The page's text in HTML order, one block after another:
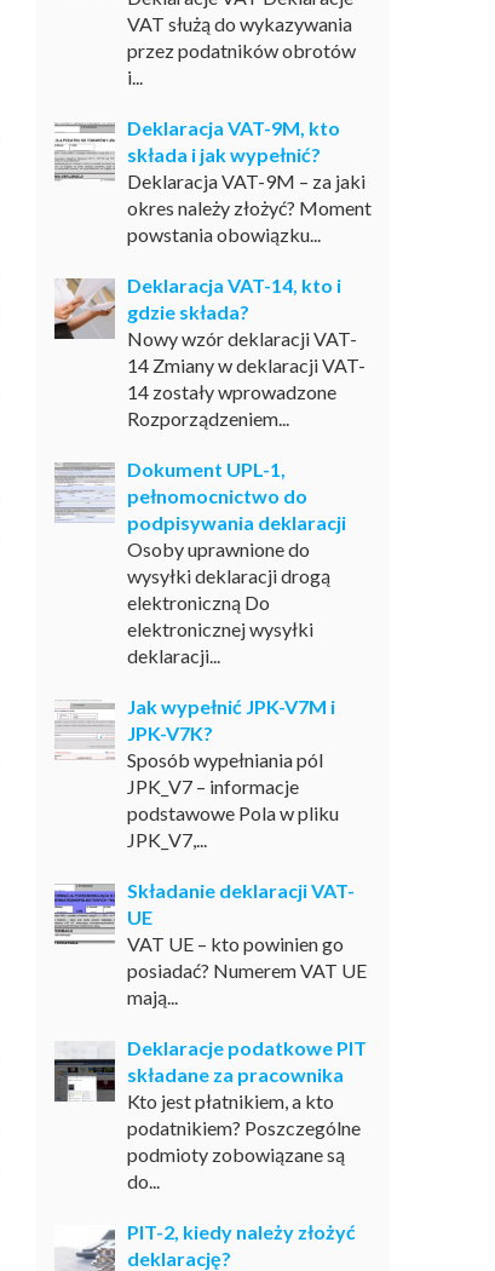
VAT służą do wykazywania
przez podatników obrotów
i...
Deklaracja VAT-9M, kto
składa i jak wypełnić?
Deklaracja VAT-9M – za jaki
okres należy złożyć? Moment
powstania obowiązku...
Deklaracja VAT-14, kto i
gdzie składa?
Nowy wzór deklaracji VAT-
14 Zmiany w deklaracji VAT-
14 zostały wprowadzone
Rozporządzeniem...
Dokument UPL-1,
pełnomocnictwo do
podpisywania deklaracji
Osoby uprawnione do
wysyłki deklaracji drogą
elektroniczną Do
elektronicznej wysyłki
deklaracji...
Jak wypełnić JPK-V7M i
JPK-V7K?
Sposób wypełniania pól
JPK_V7 – informacje
podstawowe Pola w pliku
JPK_V7,...
Składanie deklaracji VAT-
UE
VAT UE – kto powinien go
posiadać? Numerem VAT UE
mają...
Deklaracje podatkowe PIT
składane za pracownika
Kto jest płatnikiem, a kto
podatnikiem? Poszczególne
podmioty zobowiązane są
do...
PIT-2, kiedy należy złożyć
deklarację?